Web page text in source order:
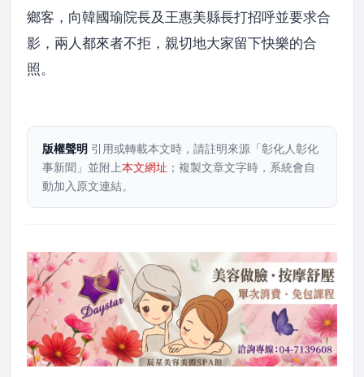
鄉客，向韓國瑜院長及王惠美縣長打招呼並要求合
影，兩人都來者不拒，親切地大家留下快樂的合
照。
版權聲明 引用或轉載本文時，請註明來源「彰化人彰化
事新聞」並附上本文網址 ；複製文章文字時，系統會自
動加入原文連結。